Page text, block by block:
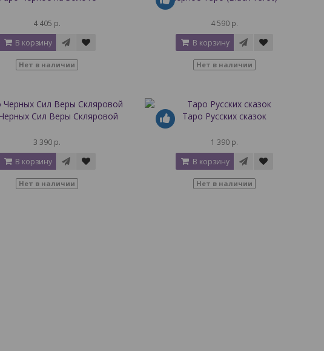
4 405 р.
В корзину
Нет в наличии
4 590 р.
В корзину
Нет в наличии
Сил Веры Скляровой
3 390 р.
В корзину
Нет в наличии
Таро Русских сказок
1 390 р.
В корзину
Нет в наличии